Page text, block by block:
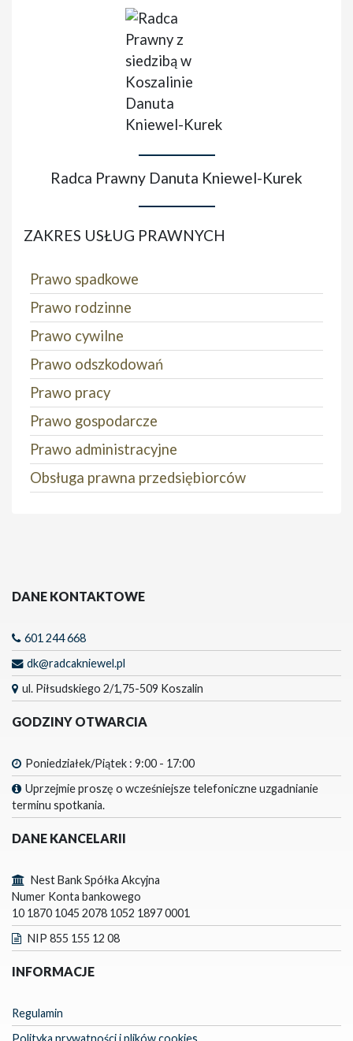
Radca Prawny Danuta Kniewel-Kurek
ZAKRES USŁUG PRAWNYCH
Prawo spadkowe
Prawo rodzinne
Prawo cywilne
Prawo odszkodowań
Prawo pracy
Prawo gospodarcze
Prawo administracyjne
Obsługa prawna przedsiębiorców
DANE KONTAKTOWE
601 244 668
dk@radcakniewel.pl
ul. Piłsudskiego 2/1,75-509 Koszalin
GODZINY OTWARCIA
Poniedziałek/Piątek : 9:00 - 17:00
Uprzejmie proszę o wcześniejsze telefoniczne uzgadnianie
terminu spotkania.
DANE KANCELARII
Nest Bank Spółka Akcyjna
Numer Konta bankowego
10 1870 1045 2078 1052 1897 0001
NIP 855 155 12 08
INFORMACJE
Regulamin